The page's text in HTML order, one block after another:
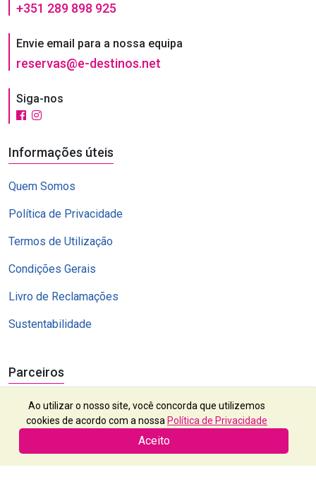
+351 289 898 925
Envie email para a nossa equipa
reservas@e-destinos.net
Siga-nos
Informações úteis
Quem Somos
Política de Privacidade
Termos de Utilização
Condições Gerais
Livro de Reclamações
Sustentabilidade
Parceiros
Ao utilizar o nosso site, você concorda que utilizemos
cookies de acordo com a nossa Política de Privacidade
Aceito